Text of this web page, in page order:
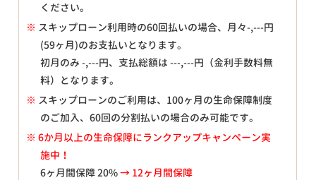
ください。
※ スキップローン利用時の60回払いの場合、月々-,---円
(59ヶ月)のお支払いとなります。
初月のみ-,---円、支払総額は---,---円（金利手数料無
料）となります。
※ スキップローンのご利用は、100ヶ月の生命保障制度
のご加入、60回の分割払いの場合のみ可能です。
※ 6か月以上の生命保障にランクアップキャンペーン実
施中！
6ヶ月間保障 20%→ 12ヶ月間保障